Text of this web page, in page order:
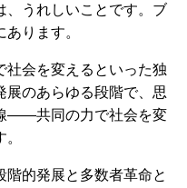
、うれしいことです。ブ
ります。
会を変えるといった独
展のあらゆる段階で、思
――共同の力で社会を変
的発展と多数者革命と